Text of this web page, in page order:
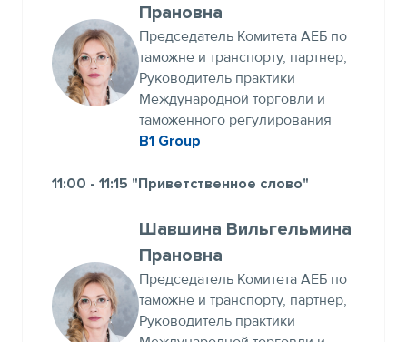
Прановна
Председатель Комитета АЕБ по
таможне и транспорту, партнер,
Руководитель практики
Международной торговли и
таможенного регулирования
В1 Group
11:00 - 11:15 "Приветственное слово"
Шавшина Вильгельмина
Прановна
Председатель Комитета АЕБ по
таможне и транспорту, партнер,
Руководитель практики